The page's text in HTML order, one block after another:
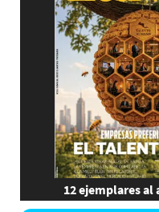
12 ejemplares al